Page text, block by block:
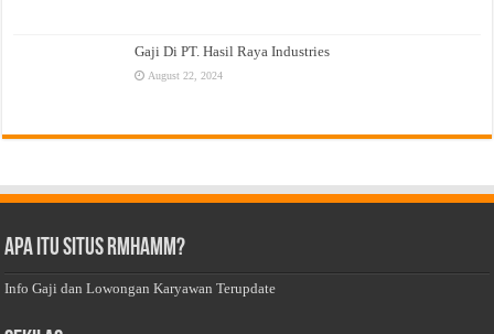
Gaji Di PT. Hasil Raya Industries
August 22, 2024
Apa Itu Situs Rmhamm?
Info Gaji dan Lowongan Karyawan Terupdate